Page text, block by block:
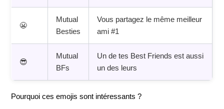
😬
Mutual
Besties
Vous partagez le même meilleur
ami #1
😎
Mutual
BFs
Un de tes Best Friends est aussi
un des leurs
Pourquoi ces emojis sont intéressants ?